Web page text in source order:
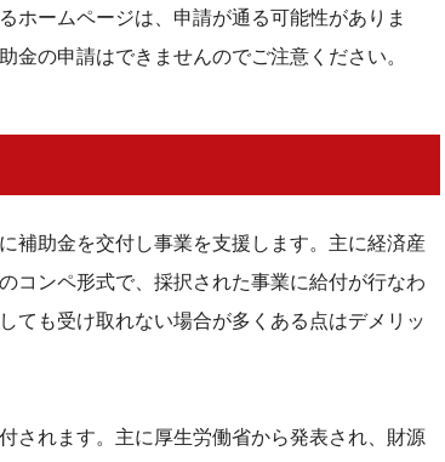
メリットが大きい
ホームページは、申請が通る可能性がありま
の申請はできませんのでご注意ください。
補助金を交付し事業を支援します。主に経済産
コンペ形式で、採択された事業に給付が行なわ
ても受け取れない場合が多くある点はデメリッ
されます。主に厚生労働省から発表され、財源